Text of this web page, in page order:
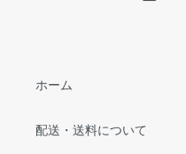
ホーム
配送・送料について